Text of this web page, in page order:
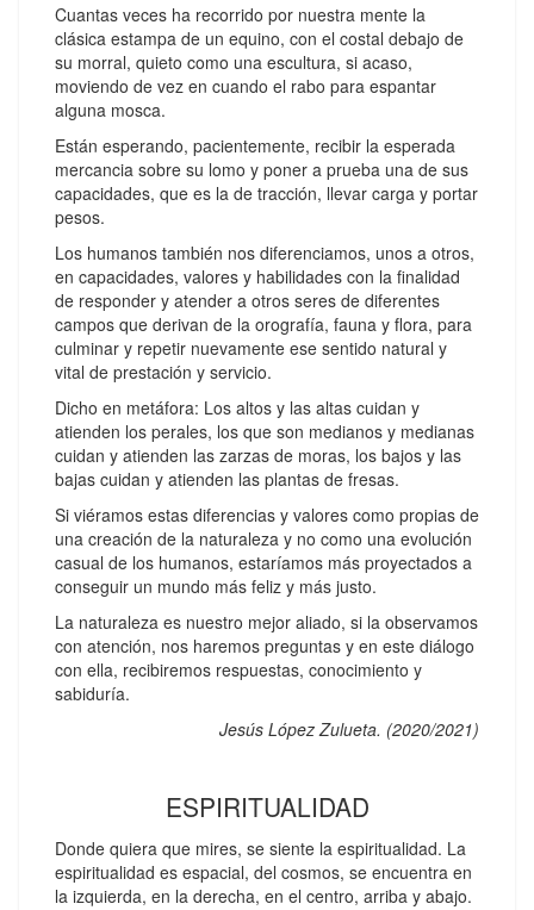
Cuantas veces ha recorrido por nuestra mente la
clásica estampa de un equino, con el costal debajo de
su morral, quieto como una escultura, si acaso,
moviendo de vez en cuando el rabo para espantar
alguna mosca.
Están esperando, pacientemente, recibir la esperada
mercancia sobre su lomo y poner a prueba una de sus
capacidades, que es la de tracción, llevar carga y portar
pesos.
Los humanos también nos diferenciamos, unos a otros,
en capacidades, valores y habilidades con la finalidad
de responder y atender a otros seres de diferentes
campos que derivan de la orografía, fauna y flora, para
culminar y repetir nuevamente ese sentido natural y
vital de prestación y servicio.
Dicho en metáfora: Los altos y las altas cuidan y
atienden los perales, los que son medianos y medianas
cuidan y atienden las zarzas de moras, los bajos y las
bajas cuidan y atienden las plantas de fresas.
Si viéramos estas diferencias y valores como propias de
una creación de la naturaleza y no como una evolución
casual de los humanos, estaríamos más proyectados a
conseguir un mundo más feliz y más justo.
La naturaleza es nuestro mejor aliado, si la observamos
con atención, nos haremos preguntas y en este diálogo
con ella, recibiremos respuestas, conocimiento y
sabiduría.
Jesús López Zulueta. (2020/2021)
ESPIRITUALIDAD
Donde quiera que mires, se siente la espiritualidad. La
espiritualidad es espacial, del cosmos, se encuentra en
la izquierda, en la derecha, en el centro, arriba y abajo.